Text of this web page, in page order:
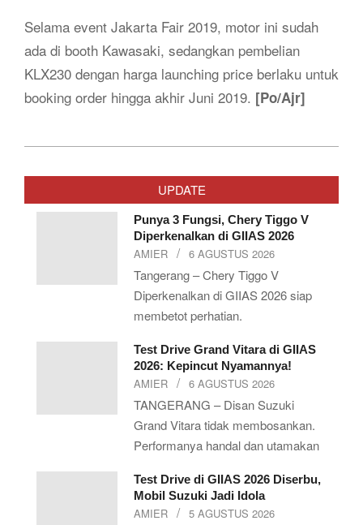
Selama event Jakarta Fair 2019, motor ini sudah
ada di booth Kawasaki, sedangkan pembelian
KLX230 dengan harga launching price berlaku untuk
booking order hingga akhir Juni 2019. [Po/Ajr]
05-
UPDATE
Punya 3 Fungsi, Chery Tiggo V
Diperkenalkan di GIIAS 2026
AMIER 6 AGUSTUS 2026
Tangerang – Chery Tiggo V
Diperkenalkan di GIIAS 2026 siap
membetot perhatian.
Test Drive Grand Vitara di GIIAS
2026: Kepincut Nyamannya!
AMIER 6 AGUSTUS 2026
TANGERANG – Disan Suzuki
Grand Vitara tidak membosankan.
Performanya handal dan utamakan
Test Drive di GIIAS 2026 Diserbu,
Mobil Suzuki Jadi Idola
AMIER 5 AGUSTUS 2026